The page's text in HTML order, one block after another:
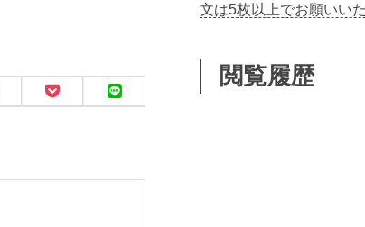
文は5枚以上でお願いいた
閲覧履歴